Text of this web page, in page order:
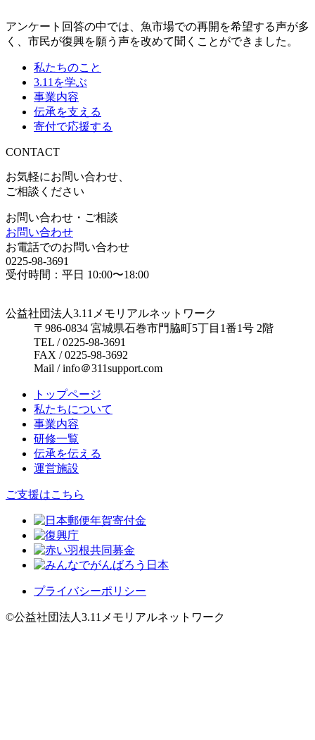
アンケート回答の中では、魚市場での再開を希望する声が多
く、市民が復興を願う声を改めて聞くことができました。
私たちのこと
3.11を学ぶ
事業内容
伝承を支える
寄付で応援する
CONTACT
お気軽にお問い合わせ、
ご相談ください
お問い合わせ・ご相談
お問い合わせ
お電話でのお問い合わせ
0225-98-3691
受付時間：平日 10:00〜18:00
公益社団法人3.11メモリアルネットワーク
〒986-0834 宮城県石巻市門脇町5丁目1番1号 2階
TEL / 0225-98-3691
FAX / 0225-98-3692
Mail / info＠311support.com
トップページ
私たちについて
事業内容
研修一覧
伝承を伝える
運営施設
ご支援はこちら
プライバシーポリシー
©公益社団法人3.11メモリアルネットワーク